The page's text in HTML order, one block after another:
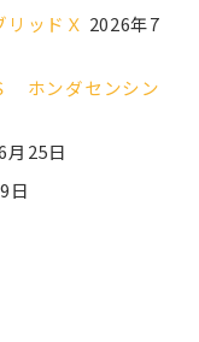
ッドＸ 2026年7
ホンダセンシン
月25日
日